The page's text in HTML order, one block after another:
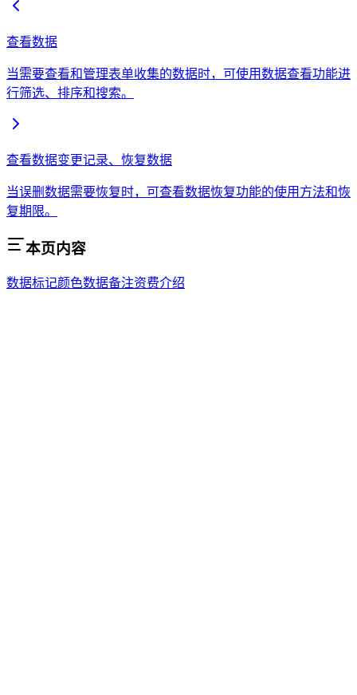
查看数据
当需要查看和管理表单收集的数据时，可使用数据查看功能进
行筛选、排序和搜索。
查看数据变更记录、恢复数据
当误删数据需要恢复时，可查看数据恢复功能的使用方法和恢
复期限。
本页内容
数据标记颜色数据备注资费介绍